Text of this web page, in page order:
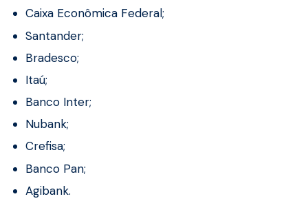
Caixa Econômica Federal;
Santander;
Bradesco;
Itaú;
Banco Inter;
Nubank;
Crefisa;
Banco Pan;
Agibank.